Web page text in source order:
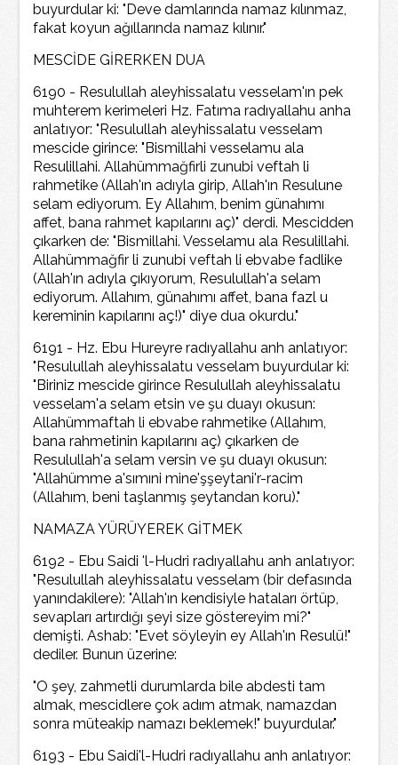
buyurdular ki: "Deve damlarında namaz kılınmaz,
fakat koyun ağıllarında namaz kılınır."
MESCİDE GİRERKEN DUA
6190 - Resulullah aleyhissalatu vesselam'ın pek
muhterem kerimeleri Hz. Fatıma radıyallahu anha
anlatıyor: "Resulullah aleyhissalatu vesselam
mescide girince: "Bismillahi vesselamu ala
Resulillahi. Allahümmağfirli zunubi veftah li
rahmetike (Allah'ın adıyla girip, Allah'ın Resulune
selam ediyorum. Ey Allahım, benim günahımı
affet, bana rahmet kapılarını aç)" derdi. Mescidden
çıkarken de: "Bismillahi. Vesselamu ala Resulillahi.
Allahümmağfir li zunubi veftah li ebvabe fadlike
(Allah'ın adıyla çıkıyorum, Resulullah'a selam
ediyorum. Allahım, günahımı affet, bana fazl u
kereminin kapılarını aç!)" diye dua okurdu."
6191 - Hz. Ebu Hureyre radıyallahu anh anlatıyor:
"Resulullah aleyhissalatu vesselam buyurdular ki:
"Biriniz mescide girince Resulullah aleyhissalatu
vesselam'a selam etsin ve şu duayı okusun:
Allahümmaftah li ebvabe rahmetike (Allahım,
bana rahmetinin kapılarını aç) çıkarken de
Resulullah'a selam versin ve şu duayı okusun:
"Allahümme a'sımıni mine'şşeytani'r-racim
(Allahım, beni taşlanmış şeytandan koru)."
NAMAZA YÜRÜYEREK GİTMEK
6192 - Ebu Saidi 'l-Hudri radıyallahu anh anlatıyor:
"Resulullah aleyhissalatu vesselam (bir defasında
yanındakilere): "Allah'ın kendisiyle hataları örtüp,
sevapları artırdığı şeyi size göstereyim mi?"
demişti. Ashab: "Evet söyleyin ey Allah'ın Resulü!"
dediler. Bunun üzerine:
"O şey, zahmetli durumlarda bile abdesti tam
almak, mescidlere çok adım atmak, namazdan
sonra müteakip namazı beklemek!" buyurdular."
6193 - Ebu Saidi'l-Hudri radıyallahu anh anlatıyor: